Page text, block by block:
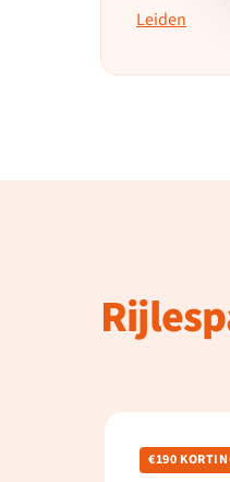
Leiden
€190